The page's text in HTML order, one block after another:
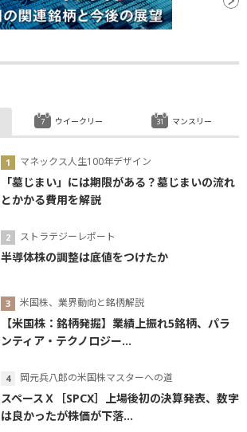
マネックス人生100年デザイン
「墓じまい」には期限がある？墓じまいの流れ
とかかる費用を解説
ストラテジーレポート
半導体株の調整は底値をつけたか
米国株、業界動向と銘柄解説
【米国株：銘柄発掘】業績上振れ5銘柄、パラ
ンティア・テクノロジー...
岡元兵八郎の米国株マスターへの道
スペースＸ［SPCX］上場後初の決算発表、数字
は良かったが株価が下落...
ウイークリー マンスリー